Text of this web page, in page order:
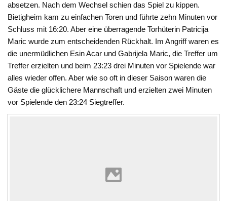
absetzen. Nach dem Wechsel schien das Spiel zu kippen.
Bietigheim kam zu einfachen Toren und führte zehn Minuten vor
Schluss mit 16:20. Aber eine überragende Torhüterin Patricija
Maric wurde zum entscheidenden Rückhalt. Im Angriff waren es
die unermüdlichen Esin Acar und Gabrijela Maric, die Treffer um
Treffer erzielten und beim 23:23 drei Minuten vor Spielende war
alles wieder offen. Aber wie so oft in dieser Saison waren die
Gäste die glücklichere Mannschaft und erzielten zwei Minuten
vor Spielende den 23:24 Siegtreffer.